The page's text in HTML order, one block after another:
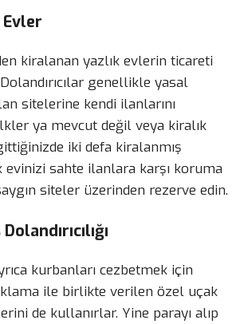
Evler
kiralanan yazlık evlerin ticareti
genellikle yasal
sitelerine kendi ilanlarını
ya mevcut değil veya kiralık
iki defa kiralanmış
evinizi sahte ilanlara karşı koruma
siteler üzerinden rezerve edin.
kurbanları cezbetmek için
ile birlikte verilen özel uçak
de kullanırlar. Yine parayı alıp